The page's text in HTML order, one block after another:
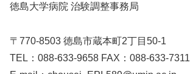
徳島大学病院 治験調整事務局
〒770-8503 徳島市蔵本町2丁目50-1
TEL：088-633-9658 FAX：088-633-7311